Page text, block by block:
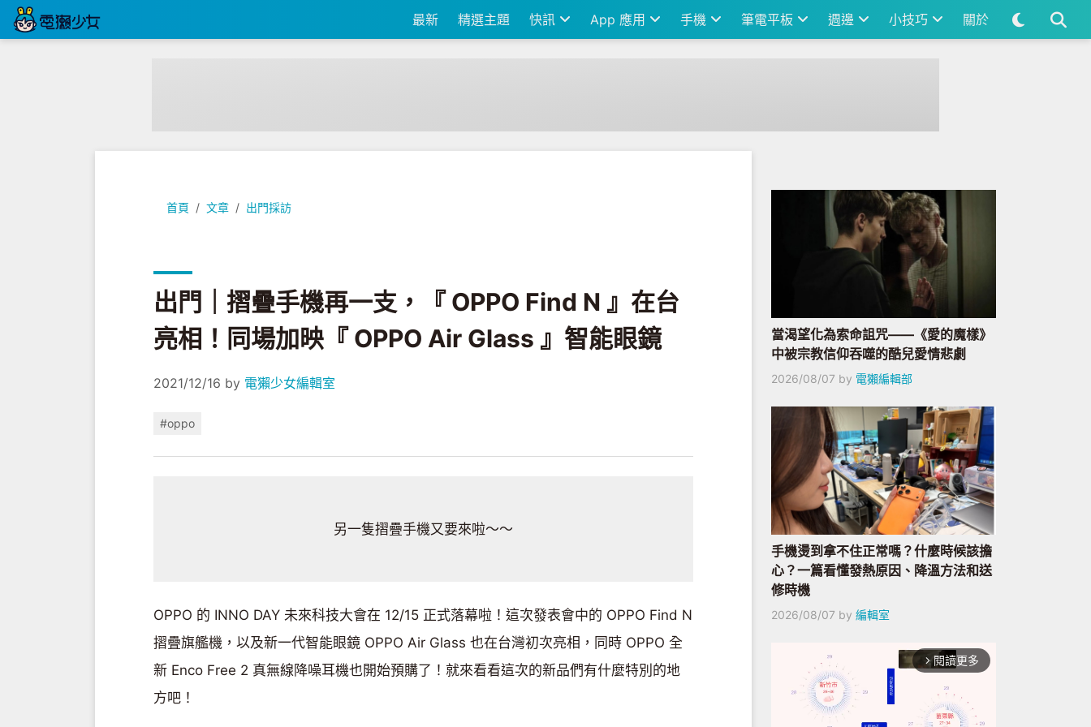
最新 精選主題 快訊 App 應用 手機 筆電平板 週邊 小技巧 關於
首頁 文章 出門採訪
出門｜摺疊手機再一支，『 OPPO Find N 』在台亮相！同場加映『 OPPO Air Glass 』智能眼鏡
出門｜摺疊手機再一支，『 OPPO Find N 』在台
亮相！同場加映『 OPPO Air Glass 』智能眼鏡
2021/12/16 by 電獺少女編輯室
#oppo
另一隻摺疊手機又要來啦～～
OPPO 的 INNO DAY 未來科技大會在 12/15 正式落幕啦！這次發表會中的 OPPO Find N
摺疊旗艦機，以及新一代智能眼鏡 OPPO Air Glass 也在台灣初次亮相，同時 OPPO 全
新 Enco Free 2 真無線降噪耳機也開始預購了！就來看看這次的新品們有什麼特別的地
方吧！
當渴望化為索命詛咒——《愛的魔樣》
中被宗教信仰吞噬的酷兒愛情悲劇
2026/08/07 by 電獺編輯部
手機燙到拿不住正常嗎？什麼時候該擔
心？一篇看懂發熱原因、降溫方法和送
修時機
2026/08/07 by 編輯室
arrow_forward_ios 閱讀更多